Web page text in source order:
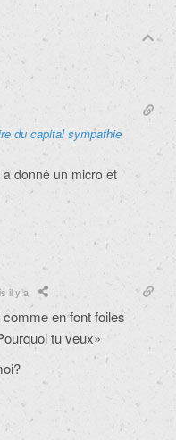
du capital sympathie
a donné un micro et
il y a
en font foiles
tu veux»